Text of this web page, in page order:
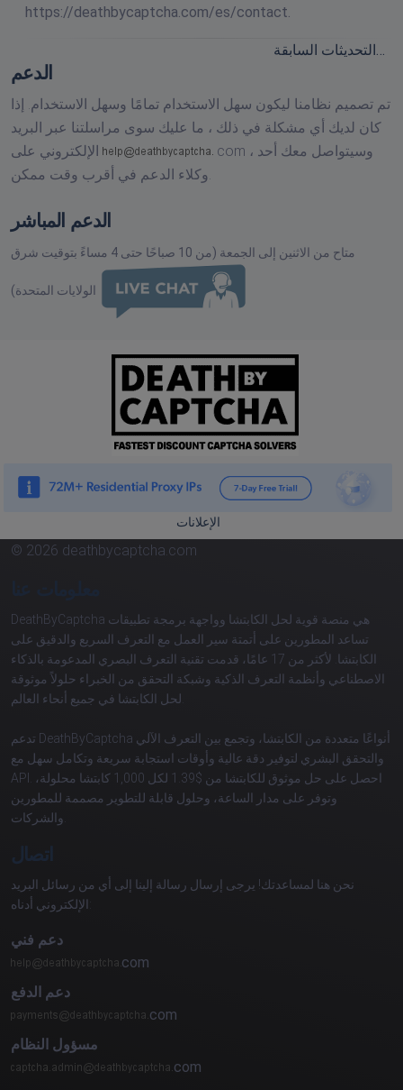
https://deathbycaptcha.com/es/contact.
التحديثات السابقة…
الدعم
تم تصميم نظامنا ليكون سهل الاستخدام تمامًا وسهل الاستخدام. إذا
كان لديك أي مشكلة في ذلك ، ما عليك سوى مراسلتنا عبر البريد
com ، وسيتواصل معك أحد
وكلاء الدعم في أقرب وقت ممكن.
الدعم المباشر
متاح من الاثنين إلى الجمعة (من 10 صباحًا حتى 4 مساءً بتوقيت شرق
الولايات المتحدة)
الإعلانات
© 2026 deathbycaptcha.com
DeathByCaptcha هي منصة قوية لحل الكابتشا وواجهة برمجة تطبيقات
تساعد المطورين على أتمتة سير العمل مع التعرف السريع والدقيق على
الكابتشا. لأكثر من 17 عامًا، قدمت تقنية التعرف البصري المدعومة بالذكاء
الاصطناعي وأنظمة التعرف الذكية وشبكة التحقق من الخبراء حلولاً موثوقة
تدعم DeathByCaptcha أنواعًا متعددة من الكابتشا، وتجمع بين التعرف الآلي
والتحقق البشري لتوفير دقة عالية وأوقات استجابة سريعة وتكامل سهل مع
API. احصل على حل موثوق للكابتشا من $1.39 لكل 1,000 كابتشا محلولة،
وتوفر على مدار الساعة، وحلول قابلة للتطوير مصممة للمطورين
اتصال
نحن هنا لمساعدتك! يرجى إرسال رسالة إلينا إلى أي من رسائل البريد
دعم فني
com
دعم الدفع
com
مسؤول النظام
com